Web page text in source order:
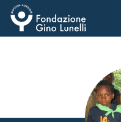
contenuto